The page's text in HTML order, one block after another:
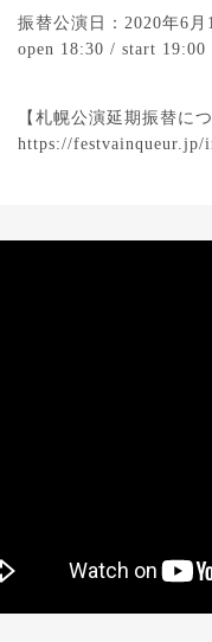
振替公演日：2020年6
open 18:30 / start
【札幌公演延期振替に
https://festvainqueur.jp/